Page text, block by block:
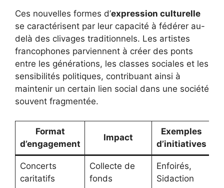
Ces nouvelles formes d’expression culturelle
se caractérisent par leur capacité à fédérer au-
delà des clivages traditionnels. Les artistes
francophones parviennent à créer des ponts
entre les générations, les classes sociales et les
sensibilités politiques, contribuant ainsi à
maintenir un certain lien social dans une société
souvent fragmentée.
Format
d’engagement
Impact
Exemples
d’initiatives
Concerts
caritatifs
Collecte de
fonds
Enfoirés,
Sidaction